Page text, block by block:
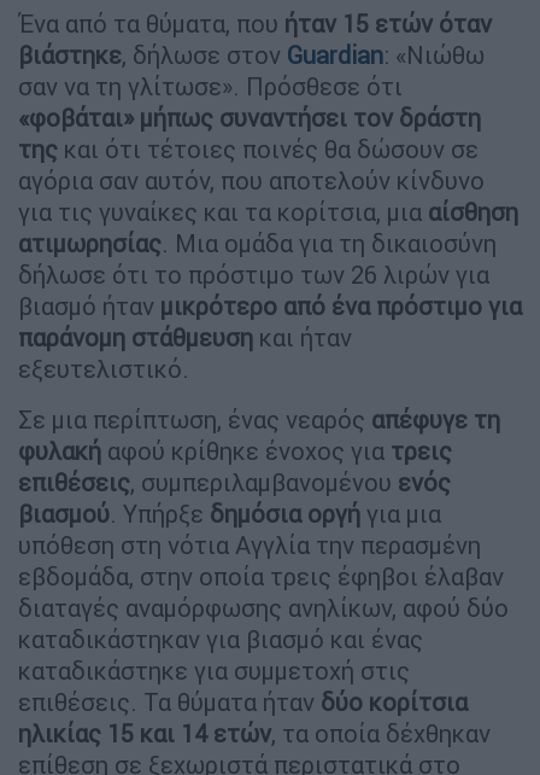
Ένα από τα θύματα, που ήταν 15 ετών όταν
βιάστηκε, δήλωσε στον Guardian: «Νιώθω
σαν να τη γλίτωσε». Πρόσθεσε ότι
«φοβάται» μήπως συναντήσει τον δράστη
της και ότι τέτοιες ποινές θα δώσουν σε
αγόρια σαν αυτόν, που αποτελούν κίνδυνο
για τις γυναίκες και τα κορίτσια, μια αίσθηση
ατιμωρησίας. Μια ομάδα για τη δικαιοσύνη
δήλωσε ότι το πρόστιμο των 26 λιρών για
βιασμό ήταν μικρότερο από ένα πρόστιμο για
παράνομη στάθμευση και ήταν
εξευτελιστικό.
Σε μια περίπτωση, ένας νεαρός απέφυγε τη
φυλακή αφού κρίθηκε ένοχος για τρεις
επιθέσεις, συμπεριλαμβανομένου ενός
βιασμού. Υπήρξε δημόσια οργή για μια
υπόθεση στη νότια Αγγλία την περασμένη
εβδομάδα, στην οποία τρεις έφηβοι έλαβαν
διαταγές αναμόρφωσης ανηλίκων, αφού δύο
καταδικάστηκαν για βιασμό και ένας
καταδικάστηκε για συμμετοχή στις
επιθέσεις. Τα θύματα ήταν δύο κορίτσια
ηλικίας 15 και 14 ετών, τα οποία δέχθηκαν
επίθεση σε ξεχωριστά περιστατικά στο